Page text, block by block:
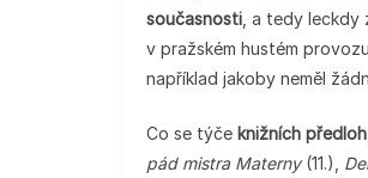
současnosti , a tedy
v pražském hustém
například jakoby neměl
Co se týče knižních předloh
pád mistra Materny(11.),